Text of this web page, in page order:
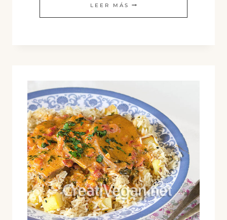
LEER MÁS CURRY
DE